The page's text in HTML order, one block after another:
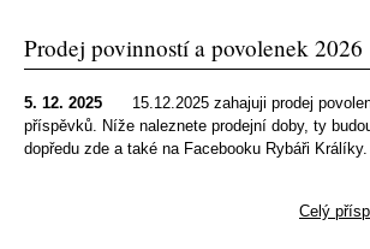
Prodej povinností a povolenek 2026
5. 12. 2025
15.12.2025 zahajuji prodej
příspěvků. Níže naleznete prodejní doby, ty
dopředu zde a také na Facebooku Rybáři Králíky.
Celý